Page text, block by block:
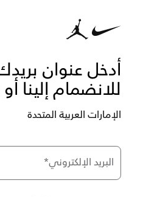
أدخل عنوان
للانضمام إلينا
الإمارات العربية المتحدة
البريد الإلكتروني*